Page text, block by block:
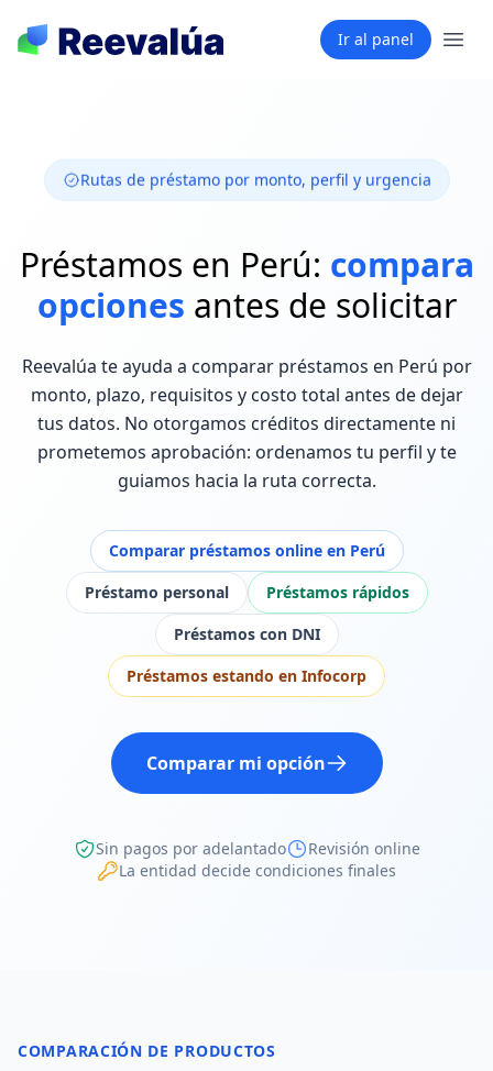
Ir al panel
Rutas de préstamo por monto, perfil y urgencia
Préstamos en Perú: compara
opciones antes de solicitar
Reevalúa te ayuda a comparar préstamos en Perú por
monto, plazo, requisitos y costo total antes de dejar
tus datos. No otorgamos créditos directamente ni
prometemos aprobación: ordenamos tu perfil y te
guiamos hacia la ruta correcta.
Comparar préstamos online en Perú
Préstamo personal
Préstamos rápidos
Préstamos con DNI
Préstamos estando en Infocorp
Comparar mi opción
Sin pagos por adelantado
Revisión online
La entidad decide condiciones finales
COMPARACIÓN DE PRODUCTOS